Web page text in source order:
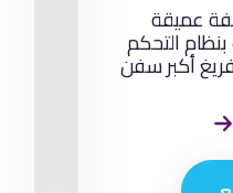
عميقة
التحكم
أكبر سفن